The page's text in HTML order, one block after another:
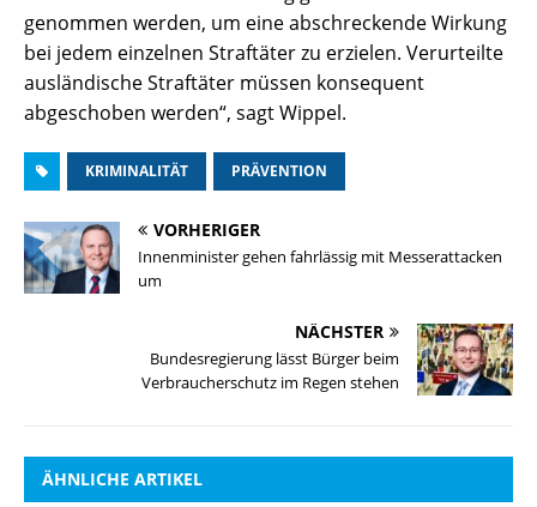
genommen werden, um eine abschreckende Wirkung
bei jedem einzelnen Straftäter zu erzielen. Verurteilte
ausländische Straftäter müssen konsequent
abgeschoben werden“, sagt Wippel.
KRIMINALITÄT PRÄVENTION
VORHERIGER
Innenminister gehen fahrlässig mit Messerattacken
um
NÄCHSTER
Bundesregierung lässt Bürger beim
Verbraucherschutz im Regen stehen
ÄHNLICHE ARTIKEL